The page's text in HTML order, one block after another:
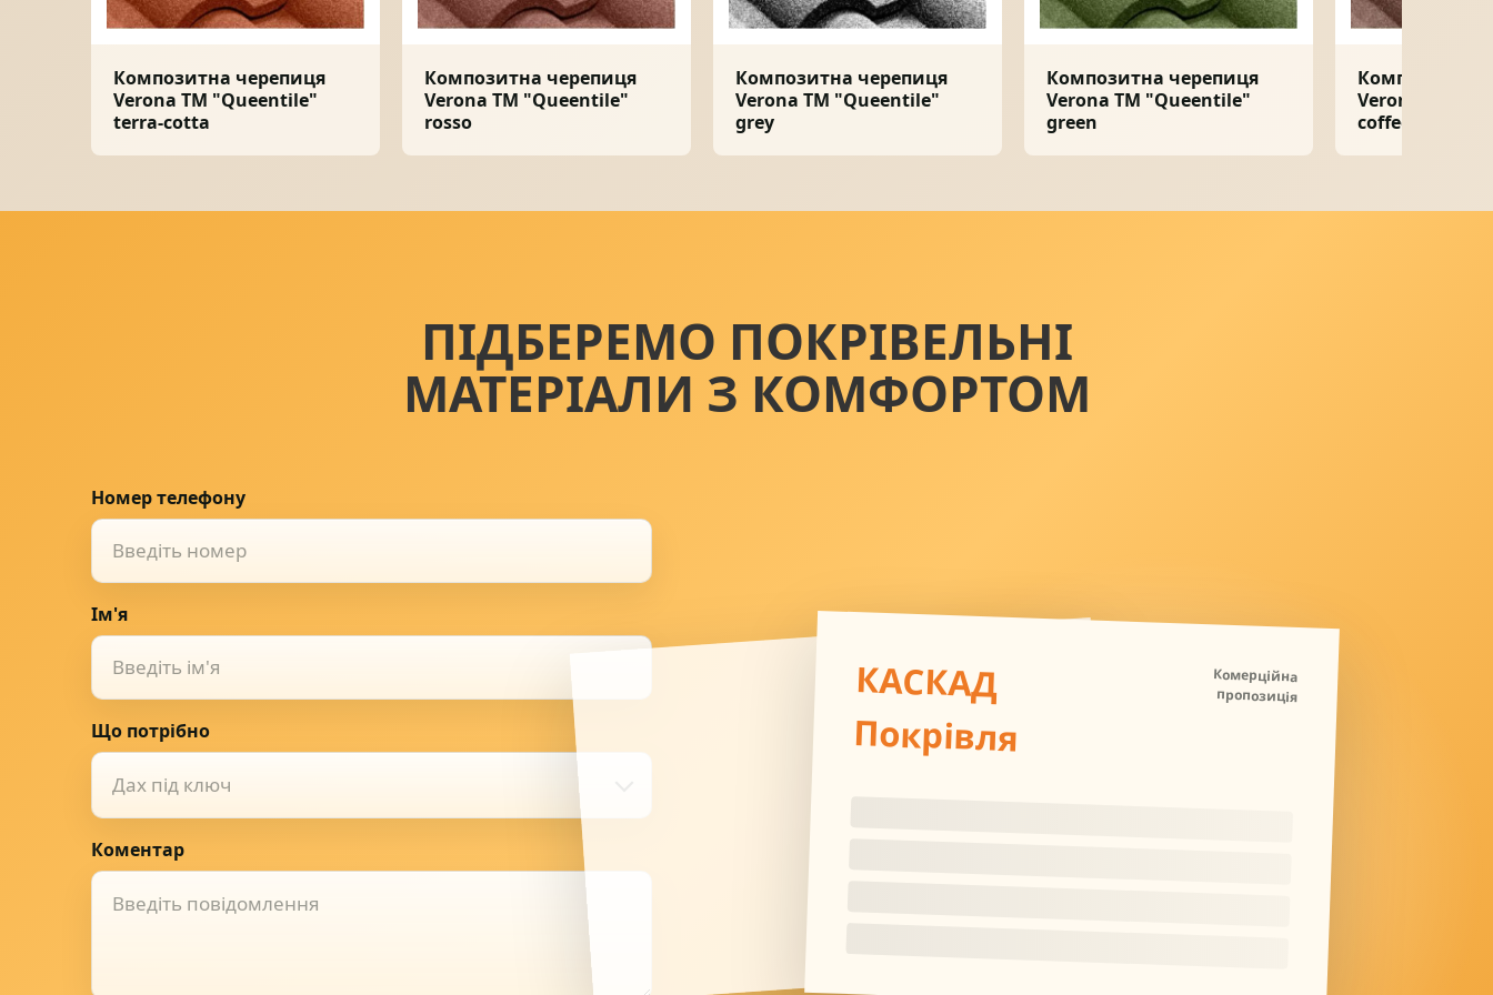
Композитна черепиця
Verona ТМ "Queentile"
terra-cotta
Композитна черепиця
Verona ТМ "Queentile"
rosso
Композитна черепиця
Verona ТМ "Queentile"
grey
Композитна черепиця
Verona ТМ "Queentile"
green
Композитна
Verona ТМ
coffee
ПІДБЕРЕМО ПОКРІВЕЛЬНІ
МАТЕРІАЛИ З КОМФОРТОМ
Номер телефону
Ім'я
Що потрібно
Дах під ключ
Коментар
КАСКАД
Покрівля
Комерційна
пропозиція